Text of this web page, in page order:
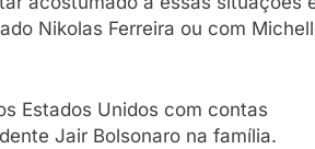
Nikolas Ferreira ou com
Estados Unidos com contas
Jair Bolsonaro na família.